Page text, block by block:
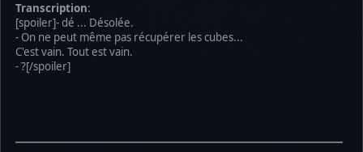
Transcription:
[spoiler]- dé ... Désolée.
- On ne peut même pas récupérer les cubes...
C'est vain. Tout est vain.
- ?[/spoiler]